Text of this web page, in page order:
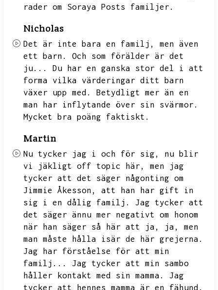
rader om Soraya Posts familjer.
Nicholas
Det är inte bara en familj,
men även
ett barn.
Och som förälder är det
ju...
Du har en ganska stor del i att
forma vilka värderingar ditt barn
växer upp med.
Betydligt mer än en
man har inflytande över sin svärmor.
Mycket bra poäng faktiskt.
Martin
Nu tycker jag i och för sig,
nu blir
vi jäkligt off topic här,
men jag
tycker att det säger någonting om
Jimmie Åkesson,
att han har gift in
sig i en dålig familj.
Jag tycker att
det säger ännu mer negativt om honom
när han säger så här att ja,
ja,
men
man måste hålla isär de här grejerna.
Jag har förståelse för att min
familj...
Jag tycker att min sambo
håller kontakt med sin mamma.
Jag
tycker att hennes mamma är en fähund.